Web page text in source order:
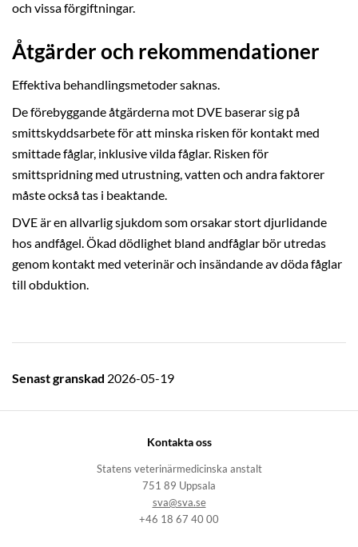
och vissa förgiftningar.
Åtgärder och rekommendationer
Effektiva behandlingsmetoder saknas.
De förebyggande åtgärderna mot DVE baserar sig på
smittskyddsarbete för att minska risken för kontakt med
smittade fåglar, inklusive vilda fåglar. Risken för
smittspridning med utrustning, vatten och andra faktorer
måste också tas i beaktande.
DVE är en allvarlig sjukdom som orsakar stort djurlidande
hos andfågel. Ökad dödlighet bland andfåglar bör utredas
genom kontakt med veterinär och insändande av döda fåglar
till obduktion.
Senast granskad 2026-05-19
Kontakta oss
Statens veterinärmedicinska anstalt
751 89 Uppsala
sva@sva.se
+46 18 67 40 00